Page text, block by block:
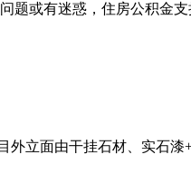
或有迷惑，住房公积金支
立面由干挂石材、实石漆